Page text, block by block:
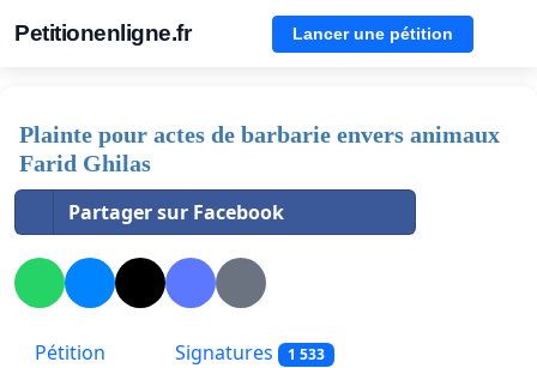
Petitionenligne.fr Lancer une pétition
Plainte pour actes de barbarie envers animaux
Farid Ghilas
Partager sur Facebook
Pétition Signatures 1 533